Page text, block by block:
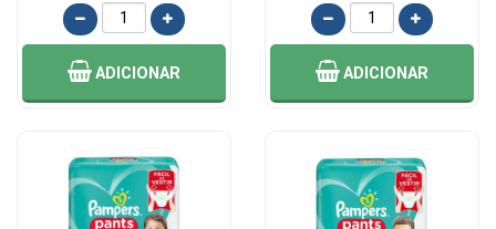
ADICIONAR ADICIONAR